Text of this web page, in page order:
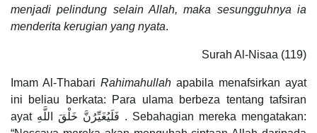
menjadi pelindung selain Allah, maka sesungguhnya ia
menderita kerugian yang nyata.
Surah Al-Nisaa (119)
Imam Al-Thabari Rahimahullah apabila menafsirkan ayat
ini beliau berkata: Para ulama berbeza tentang tafsiran
ayat فَلَيُغَيِّرُنَّ خَلْقَ اللَّهِ . Sebahagian mereka mengatakan: